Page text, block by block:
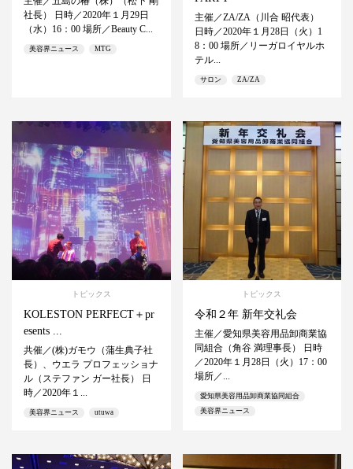
社長） 日時／2020年１月29日
（水）16：00 場所／Beauty C...
美容界ニュース MTG
主催／ZA/ZA（川合 昭代表）
日時／2020年１月28日（火）1
8：00 場所／リーガロイヤルホ
テル...
サロン ZA/ZA
トピックス
KOLESTON PERFECT＋pr
esents ...
共催／(株)ガモウ（蒲生典子社
長）、ウエラ プロフェッショナ
ル（ステファン ガー社長） 日
時／2020年１...
美容界ニュース utuwa
トピックス
令和２年 新年交礼会
主催／愛知県美容用品卸商業協
同組合（角谷 満理事長） 日時
／2020年１月28日（火）17：00
場所／...
愛知県美容用品卸商業協同組合
美容界ニュース